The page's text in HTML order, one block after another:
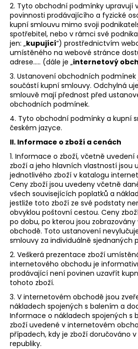
2. Tyto obchodní podmínky upravují
povinnosti prodávajícího a fyzické
kupní smlouvu mimo svoji
spotřebitel, nebo v rámci své
jen: „kupující“) prostřednictvím
umístěného na webové stránce
adrese….. (dále je „internetový
3. Ustanovení obchodních podmínek
součástí kupní smlouvy. Odchylná
smlouvě mají přednost před
obchodních podmínek.
4. Tyto obchodní podmínky a kupní
českém jazyce.
II. Informace o zboží a cenách
1. Informace o zboží, včetně
zboží a jeho hlavních vlastností jsou
jednotlivého zboží v katalogu
Ceny zboží jsou uvedeny včetně
všech souvisejících poplatků a
jestliže toto zboží ze své podstaty
obvyklou poštovní cestou. Ceny
po dobu, po kterou jsou
obchodě. Toto ustanovení
smlouvy za individuálně sjednaných
2. Veškerá prezentace zboží
internetového obchodu je
prodávající není povinen uzavřít
tohoto zboží.
3. V internetovém obchodě jsou
nákladech spojených s balením a
Informace o nákladech spojených s
zboží uvedené v internetovém
případech, kdy je zboží doručováno
republiky.
D
o
p
o
r
u
č
u
j
e
m
e
RIESLING
KABINET
WEHLENER
SONNEUHR
329
Kč
Původně:
330
Kč